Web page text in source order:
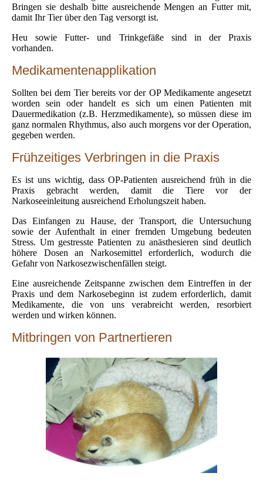
Bringen sie deshalb bitte ausreichende Mengen an Futter mit,
damit Ihr Tier über den Tag versorgt ist.
Heu sowie Futter- und Trinkgefäße sind in der Praxis
vorhanden.
Medikamentenapplikation
Sollten bei dem Tier bereits vor der OP Medikamente angesetzt
worden sein oder handelt es sich um einen Patienten mit
Dauermedikation (z.B. Herzmedikamente), so müssen diese im
ganz normalen Rhythmus, also auch morgens vor der Operation,
gegeben werden.
Frühzeitiges Verbringen in die Praxis
Es ist uns wichtig, dass OP-Patienten ausreichend früh in die
Praxis gebracht werden, damit die Tiere vor der
Narkoseeinleitung ausreichend Erholungszeit haben.
Das Einfangen zu Hause, der Transport, die Untersuchung
sowie der Aufenthalt in einer fremden Umgebung bedeuten
Stress. Um gestresste Patienten zu anästhesieren sind deutlich
höhere Dosen an Narkosemittel erforderlich, wodurch die
Gefahr von Narkosezwischenfällen steigt.
Eine ausreichende Zeitspanne zwischen dem Eintreffen in der
Praxis und dem Narkosebeginn ist zudem erforderlich, damit
Medikamente, die von uns verabreicht werden, resorbiert
werden und wirken können.
Mitbringen von Partnertieren